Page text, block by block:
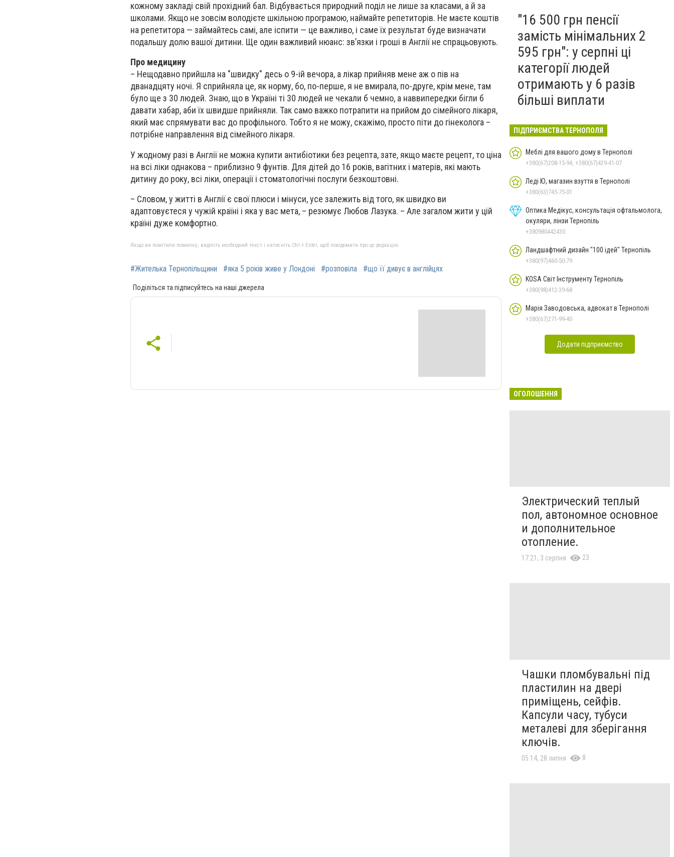
кожному закладі свій прохідний бал. Відбувається природний поділ не лише за класами, а й за
школами. Якщо не зовсім володієте шкільною програмою, наймайте репетиторів. Не маєте коштів
на репетитора — займайтесь самі, але іспити — це важливо, і саме їх результат буде визначати
подальшу долю вашої дитини. Ще один важливий нюанс: зв’язки і гроші в Англії не спрацьовують.
Про медицину
– Нещодавно прийшла на "швидку" десь о 9-ій вечора, а лікар прийняв мене аж о пів на
дванадцяту ночі. Я сприйняла це, як норму, бо, по-перше, я не вмирала, по-друге, крім мене, там
було ще з 30 людей. Знаю, що в Україні ті 30 людей не чекали б чемно, а наввипередки бігли б
давати хабар, аби їх швидше прийняли. Так само важко потрапити на прийом до сімейного лікаря,
який має спрямувати вас до профільного. Тобто я не можу, скажімо, просто піти до гінеколога –
потрібне направлення від сімейного лікаря.
У жодному разі в Англії не можна купити антибіотики без рецепта, зате, якщо маєте рецепт, то ціна
на всі ліки однакова – приблизно 9 фунтів. Для дітей до 16 років, вагітних і матерів, які мають
дитину до року, всі ліки, операції і стоматологічні послуги безкоштовні.
– Словом, у житті в Англії є свої плюси і мінуси, усе залежить від того, як швидко ви
адаптовуєтеся у чужій країні і яка у вас мета, – резюмує Любов Лазука. – Але загалом жити у цій
країні дуже комфортно.
Якщо ви помітили помилку, виділіть необхідний текст і натисніть Ctrl + Enter, щоб повідомити про це редакцію
#Жителька Тернопільщини #яка 5 років живе у Лондоні #розповіла #що її дивує в англійцях
Поділіться та підписуйтесь на наші джерела
"16 500 грн пенсії
замість мінімальних 2
595 грн": у серпні ці
категорії людей
отримають у 6 разів
більші виплати
ПІДПРИЄМСТВА ТЕРНОПОЛЯ
Меблі для вашого дому в Тернополі
+380(67)208-15-94, +380(67)429-41-07
Леді Ю, магазин взуття в Тернополі
+380(63)745-75-01
Оптика Медікус, консультація офтальмолога,
окуляри, лінзи Тернопіль
+380980442430
Ландшафтний дизайн "100 ідей" Тернопіль
+380(97)460-50-79
KOSA Світ Інструменту Тернопіль
+380(98)412-39-68
Марія Заводовська, адвокат в Тернополі
+380(67)271-99-40
Додати підприємство
ОГОЛОШЕННЯ
Электрический теплый
пол, автономное основное
и дополнительное
отопление.
17:21, 3 серпня 23
Чашки пломбувальні під
пластилин на двері
приміщень, сейфів.
Капсули часу, тубуси
металеві для зберігання
ключів.
05:14, 28 липня 8